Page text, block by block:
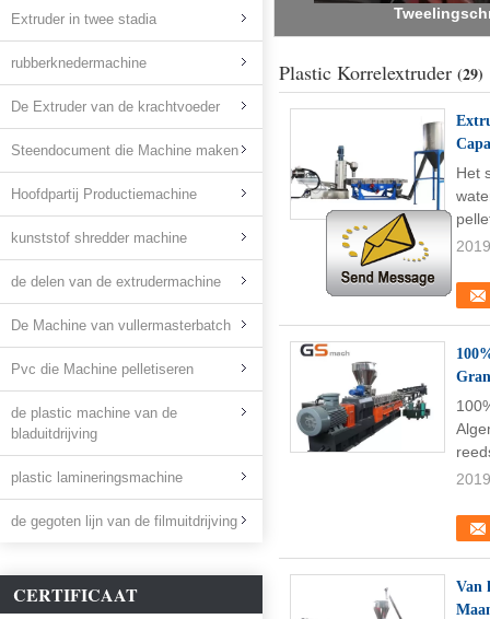
Extruder in twee stadia
rubberknedermachine
De Extruder van de krachtvoeder
Steendocument die Machine maken
Hoofdpartij Productiemachine
kunststof shredder machine
de delen van de extrudermachine
De Machine van vullermasterbatch
Pvc die Machine pelletiseren
de plastic machine van de
bladuitdrijving
plastic lamineringsmachine
de gegoten lijn van de filmuitdrijving
CERTIFICAAT
van
Plastic Korrelextruder (29)
Het
Van